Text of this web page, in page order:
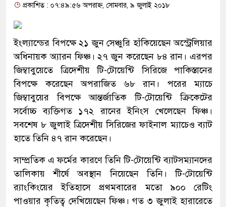
প্রকাশিত : ০৭:৪৯:৫৬ অপরাহ্ন, সোমবার, ৯ জুলাই ২০১৮
ইংল্যান্ডের বিপক্ষে ২১ জুন সেঞ্চুরি হাঁকিয়েছেন অস্ট্রেলিয়ার
অধিনায়ক অ্যারন ফিঞ্চ। ২৭ জুন করেছেন ৮৪ রান। এরপর
জিম্বাবুয়েতে ত্রিদেশীয় টি-টোয়েন্টি সিরিজে পাকিস্তানের
বিপক্ষে করেছেন অপরাজিত ৬৮ রান। পরের ম্যাচে
জিম্বাবুয়ের বিপক্ষে আন্তর্জাতিক টি-টোয়েন্টি ক্রিকেটের
সর্বোচ্চ ব্যক্তিগত ১৭২ রানের ইনিংস খেলেছেন ফিঞ্চ।
সবশেষ ৮ জুলাই ত্রিদেশীয় সিরিজের ফাইনাল ম্যাচেও ব্যাট
হাতে তিনি ৪৭ রান করেছেন।
সাম্প্রতিক এ ফর্মের কারণে তিনি টি-টোয়েন্টি ব্যাটসম্যানদের
তালিকায় শীর্ষে অবস্থান নিয়েছেন তিনি। টি-টোয়েন্টি
র‌্যাংকিংয়ের ইতিহাসে প্রথমবারের মতো ৯০০ রেটিং
পাওয়ার কৃতিত্ব দেখিয়েছেন ফিঞ্চ। গত ৩ জুলাই হারারেতে